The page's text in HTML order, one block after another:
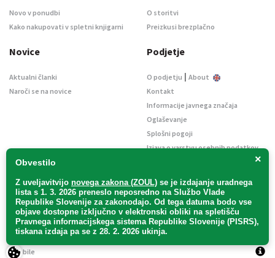
×
Obvestilo
Z uveljavitvijo novega zakona (ZOUL) se je izdajanje uradnega
lista s 1. 3. 2026 preneslo neposredno na Službo Vlade
Republike Slovenije za zakonodajo. Od tega datuma bodo vse
objave dostopne izključno v elektronski obliki na spletišču
Pravnega informacijskega sistema Republike Slovenije (PISRS),
tiskana izdaja pa se z 28. 2. 2026 ukinja.
Novo v ponudbi
Kako nakupovati v spletni knjigarni
O storitvi
Preizkusi brezplačno
Novice
Aktualni članki
Naroči se na novice
Podjetje
O podjetju | About
Kontakt
Informacije javnega značaja
Oglaševanje
Splošni pogoji
Izjava o varstvu osebnih podatkov
Uradni list d. o. o. – v likvidaciji / Vse pravice pridržane.
2Mobile